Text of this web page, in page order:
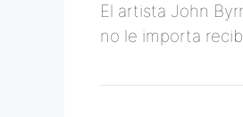
El artista John
no le importa